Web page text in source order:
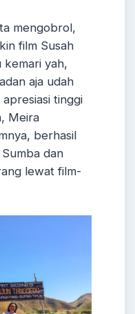
mengobrol,
film Susah
kemari yah,
aja udah
tinggi
Meira
berhasil
dan
lewat film-